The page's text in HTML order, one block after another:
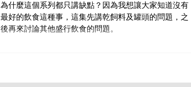
為什麼這個系列都只講缺點？因為我想讓大家知道沒有
最好的飲食這種事，這集先講乾飼料及罐頭的問題，之
後再來討論其他盛行飲食的問題。